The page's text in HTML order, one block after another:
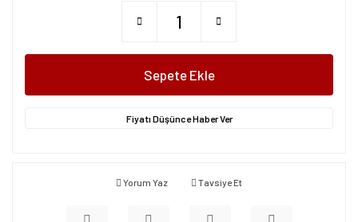
Sepete Ekle
Fiyatı Düşünce Haber Ver
Yorum Yaz Tavsiye Et